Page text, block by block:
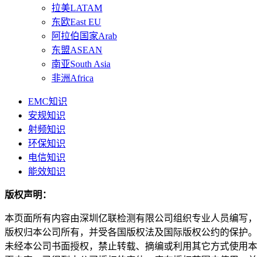
拉美LATAM
东欧East EU
阿拉伯国家Arab
东盟ASEAN
南亚South Asia
非洲Africa
EMC知识
安规知识
射频知识
环保知识
电信知识
能效知识
版权声明：
本页面所有内容由深圳亿联检测有限公司组织专业人员编写，
版权归本公司所有，并受各国版权法及国际版权公约的保护。
未经本公司书面授权，禁止转载、摘编或利用其它方式使用本